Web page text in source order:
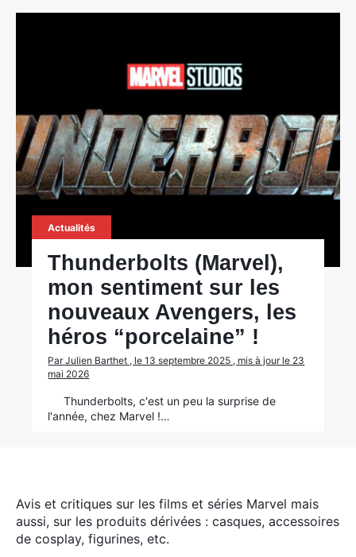
Avis et critiques sur les films et séries Marvel mais
aussi, sur les produits dérivées : casques, accessoires
de cosplay, figurines, etc.
Actualités
Thunderbolts (Marvel),
mon sentiment sur les
nouveaux Avengers, les
héros “porcelaine” !
Par Julien Barthet , le 13 septembre 2025 , mis à jour le 23
mai 2026
Thunderbolts, c'est un peu la surprise de
l'année, chez Marvel !…